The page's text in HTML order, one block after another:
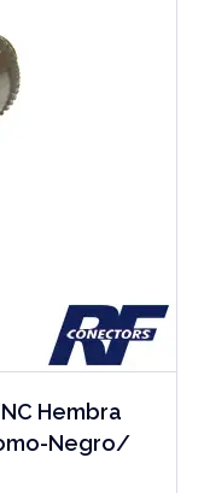
Hembra
Negro/